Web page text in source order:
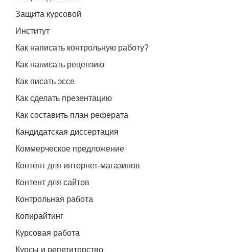
Защита курсовой
Институт
Как написать контрольную работу?
Как написать рецензию
Как писать эссе
Как сделать презентацию
Как составить план реферата
Кандидатская диссертация
Коммерческое предложение
Контент для интернет-магазинов
Контент для сайтов
Контрольная работа
Копирайтинг
Курсовая работа
Курсы и репетиторство